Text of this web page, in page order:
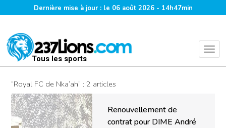
Dernière mise à jour : le 06 août 2026 - 14h47min
Tous les sports
“Royal FC de Nka’ah” : 2 articles
Renouvellement de
contrat pour DIME André